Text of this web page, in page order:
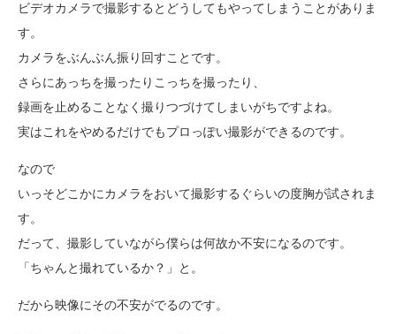
ビデオカメラで撮影するとどうしてもやってしまうことがありま
す。
カメラをぶんぶん振り回すことです。
さらにあっちを撮ったりこっちを撮ったり、
録画を止めることなく撮りつづけてしまいがちですよね。
実はこれをやめるだけでもプロっぽい撮影ができるのです。
なので
いっそどこかにカメラをおいて撮影するぐらいの度胸が試されま
す。
だって、撮影していながら僕らは何故か不安になるのです。
「ちゃんと撮れているか？」と。
だから映像にその不安がでるのです。